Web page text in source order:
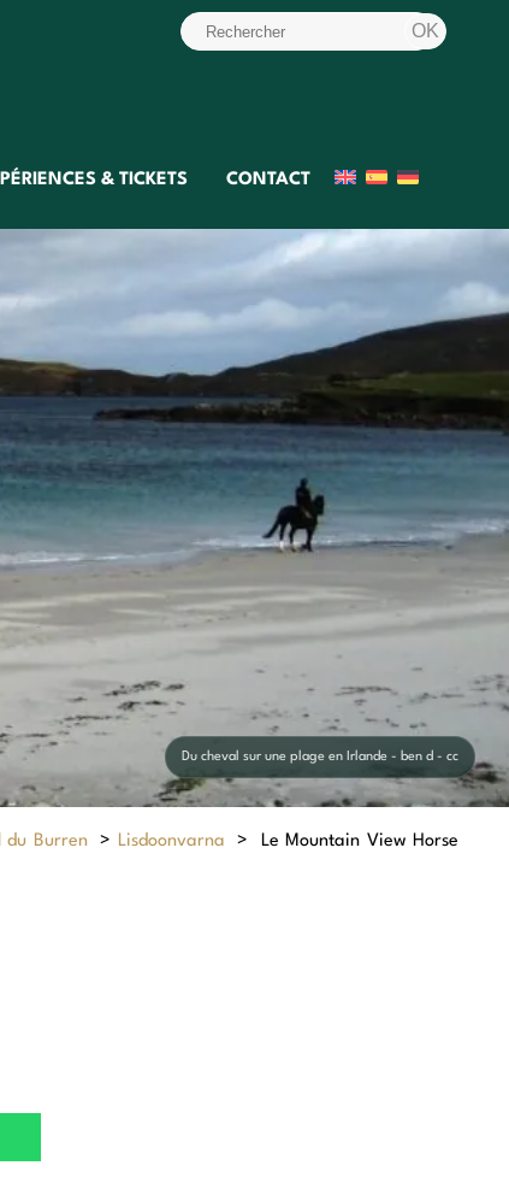
& TICKETS CONTACT
Du cheval sur une plage en Irlande - ben d - cc
du Burren > Lisdoonvarna >
Le Mountain View Horse